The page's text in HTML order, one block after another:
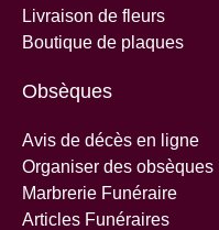
Livraison de fleurs
Boutique de plaques
Obsèques
Avis de décès en ligne
Organiser des obsèques
Marbrerie Funéraire
Articles Funéraires